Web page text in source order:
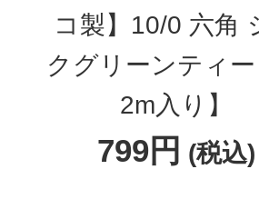
コ製】10/0 六角
クグリーンティ
2m入り】
799円 (税込)